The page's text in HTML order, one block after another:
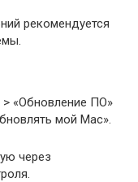
рекомендуется
> «Обновление ПО»
мой Mac».
через